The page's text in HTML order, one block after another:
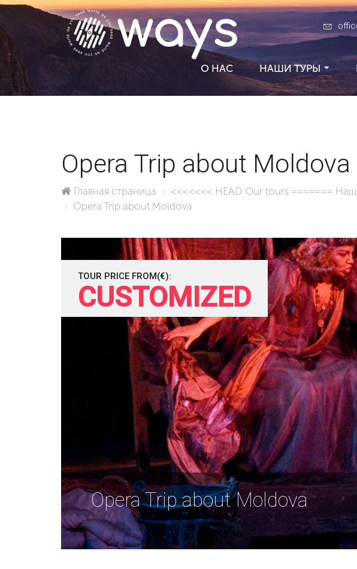
О НАС НАШИ ТУРЫ
Opera Trip about Moldova
Главная страница <<<<<<< HEAD Our tours =======
Opera Trip about Moldova
TOUR PRICE FROM(€):
CUSTOMIZED
Opera Trip about Moldova